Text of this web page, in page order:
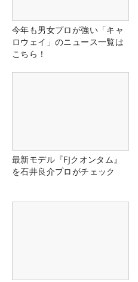
今年も男女プロが強い「キャ
ロウェイ」のニュース一覧は
こちら！
最新モデル『FJクオンタム』
を石井良介プロがチェック